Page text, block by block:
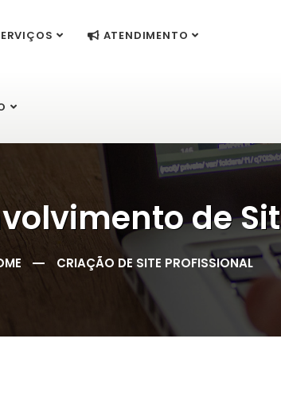
ATENDIMENTO
de
CRIAÇÃO DE SITE PROFISSIONAL